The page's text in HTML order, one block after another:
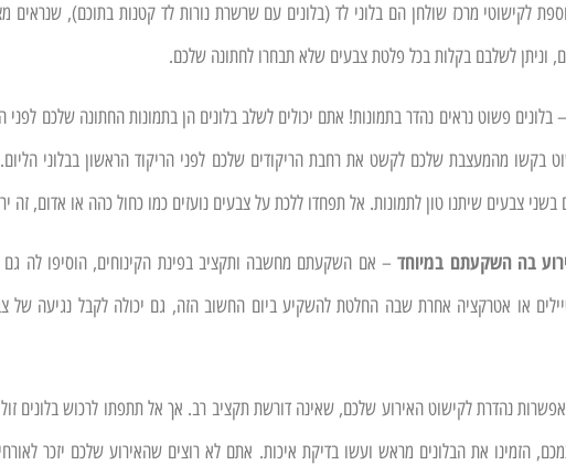
לקישוטי מרכז שולחן הם בלוני לד (בלונים עם שרשרת נורות לד קטנות בתוכם), שנראים
וניתן לשלבם בקלות בכל פלטת צבעים שלא תבחרו לחתונה שלכם.
– בלונים פשוט נראים נהדר בתמונות! אתם יכולים לשלב בלונים הן בתמונות החתונה שלכם לפני
בקשו מהמעצבת שלכם לקשט את רחבת הריקודים שלכם לפני הריקוד הראשון בבלוני
בשני צבעים שיתנו טון לתמונות. אל תפחדו ללכת על צבעים נועזים כמו כחול כהה או אדום, זה
בה השקעתם במיוחד– אם השקעתם מחשבה ותקציב בפינת הקינוחים, הוסיפו לה גם
או אטרקציה אחרת שבה החלטת להשקיע ביום החשוב הזה, גם יכולה לקבל נגיעה של
נהדרת לקישוט האירוע שלכם, שאינה דורשת תקציב רב. אך אל תתפתו לרכוש בלונים
הזמינו את הבלונים מראש ועשו בדיקת איכות. אתם לא רוצים שהאירוע שלכם יזכר